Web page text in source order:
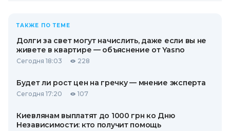
ТАКЖЕ ПО ТЕМЕ
Долги за свет могут начислить, даже если вы не
живете в квартире — объяснение от Yasno
Сегодня 18:03 228
Будет ли рост цен на гречку — мнение эксперта
Сегодня 17:20 107
Киевлянам выплатят до 1000 грн ко Дню
Независимости: кто получит помощь